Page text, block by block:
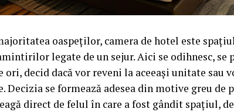
oaspeților, camera de hotel este
legate de un sejur. Aici se odihnesc, se
ori, decid dacă vor reveni la aceeași unitate sau
Decizia se formează adesea din motive greu de
direct de felul în care a fost gândit spațiul,